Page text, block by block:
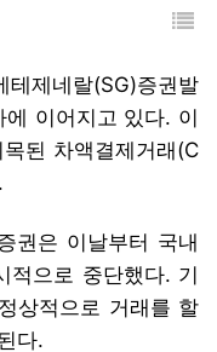
목
제네랄(SG)증권발
이어지고 있다. 이
된 차액결제거래(C
권은 이날부터 국내
적으로 중단했다. 기
상적으로 거래를 할
다.